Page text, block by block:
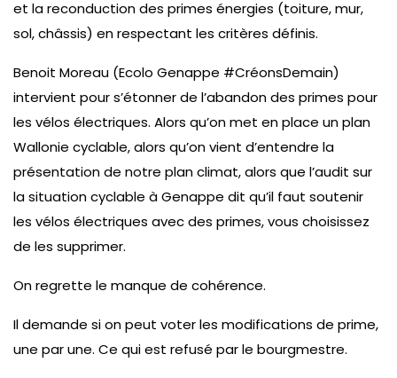
et la reconduction des primes énergies (toiture, mur,
sol, châssis) en respectant les critères définis.
Benoit Moreau (Ecolo Genappe #CréonsDemain)
intervient pour s’étonner de l’abandon des primes pour
les vélos électriques. Alors qu’on met en place un plan
Wallonie cyclable, alors qu’on vient d’entendre la
présentation de notre plan climat, alors que l’audit sur
la situation cyclable à Genappe dit qu’il faut soutenir
les vélos électriques avec des primes, vous choisissez
de les supprimer.
On regrette le manque de cohérence.
Il demande si on peut voter les modifications de prime,
une par une. Ce qui est refusé par le bourgmestre.